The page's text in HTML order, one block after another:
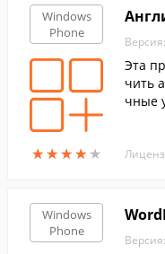
Windows
Phone
★★★★★
★★★★★
Эта
чить
чные
Windows
Phone